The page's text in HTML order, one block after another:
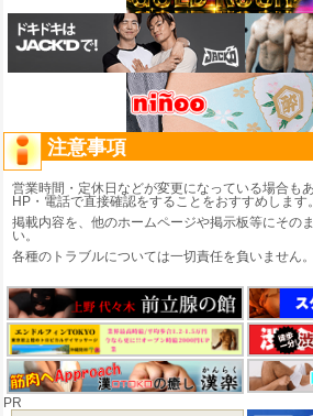
注意事項
営業時間・定休日などが変更になっている場合も
HP・電話で直接確認をすることをおすすめします。
掲載内容を、他のホームページや掲示板等にその
い。
各種のトラブルについては一切責任を負いません。
PR